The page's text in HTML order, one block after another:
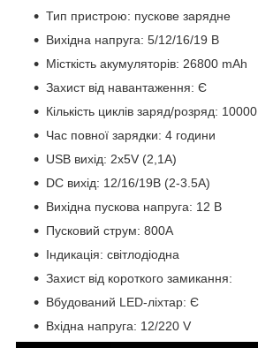
Тип пристрою: пускове зарядне
Вихідна напруга: 5/12/16/19 В
Місткість акумуляторів: 26800 mAh
Захист від навантаження: Є
Кількість циклів заряд/розряд: 10000
Час повної зарядки: 4 години
USB вихід: 2x5V (2,1A)
DC вихід: 12/16/19В (2-3.5A)
Вихідна пускова напруга: 12 В
Пусковий струм: 800А
Індикація: світлодіодна
Захист від короткого замикання:
Вбудований LED-ліхтар: Є
Вхідна напруга: 12/220 V